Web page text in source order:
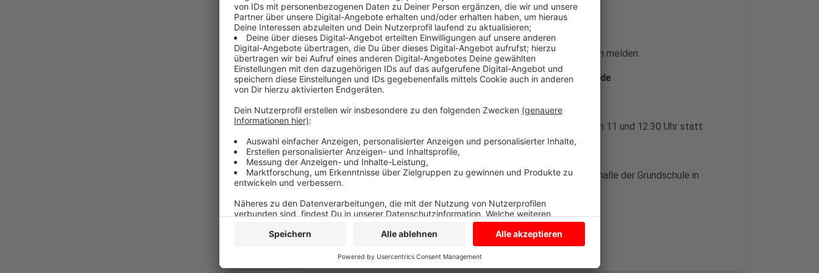
Anzeige
Jeder der etwas zu verkaufen hat, kann sich bei den Organisatoren melden.
Andrea Heimann: 0151-29159257 oder andreaausdarup@web.de
Die Spielzeug-Annahme findet am Samstag (11.09.2021) zwischen 11 und 12:30 Uhr statt.
Der Flohmarkt findet am Sonntag von 11 bis 13:30 Uhr in der Turnhalle der Grundschule in
Darup (Wybbert 12) statt.
Anzeige